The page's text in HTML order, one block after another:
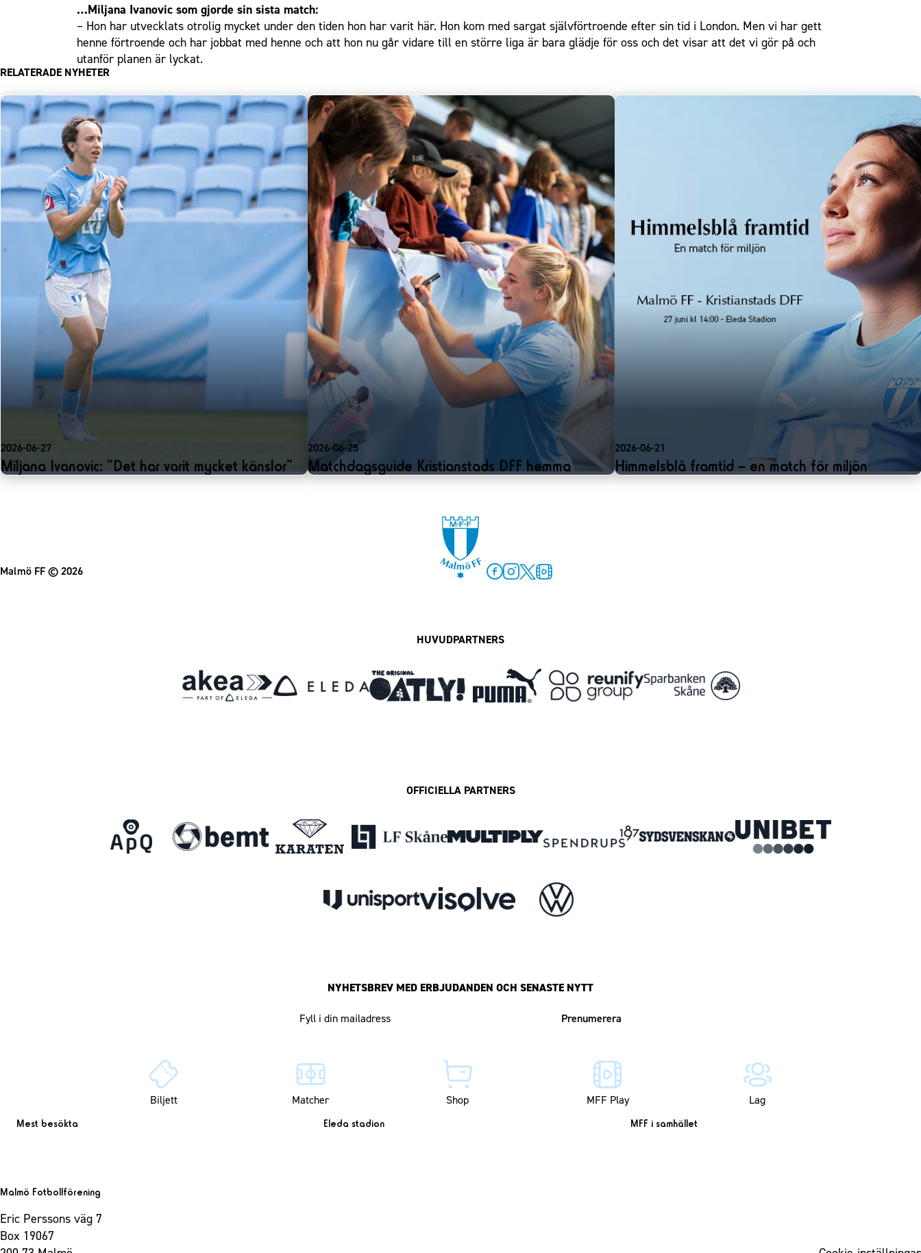
…Miljana Ivanovic som gjorde sin sista match:
– Hon har utvecklats otrolig mycket under den tiden hon har varit här. Hon kom med sargat självförtroende efter sin tid i London. Men vi har gett
henne förtroende och har jobbat med henne och att hon nu går vidare till en större liga är bara glädje för oss och det visar att det vi gör på och
utanför planen är lyckat.
RELATERADE NYHETER
2026-06-27
Miljana Ivanovic: ”Det har varit mycket känslor”
2026-06-25
Matchdagsguide Kristianstads DFF hemma
2026-06-21
Himmelsblå framtid – en match för miljön
Malmö FF© 2026
HUVUDPARTNERS
OFFICIELLA PARTNERS
NYHETSBREV MED ERBJUDANDEN OCH SENASTE NYTT
Biljett Matcher Shop MFF Play Lag
Mest besökta Eleda stadion MFF i samhället
Malmö Fotbollförening
Eric Perssons väg 7
Box 19067